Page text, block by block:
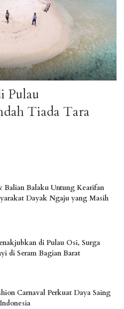
Pulau
Tiada Tara
Balian Balaku Untung Kearifan
Dayak Ngaju yang Masih
di Pulau Osi, Surga
di Seram Bagian Barat
Carnaval Perkuat Daya Saing